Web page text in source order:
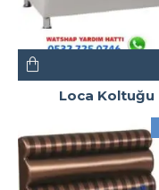
Loca Koltuğu